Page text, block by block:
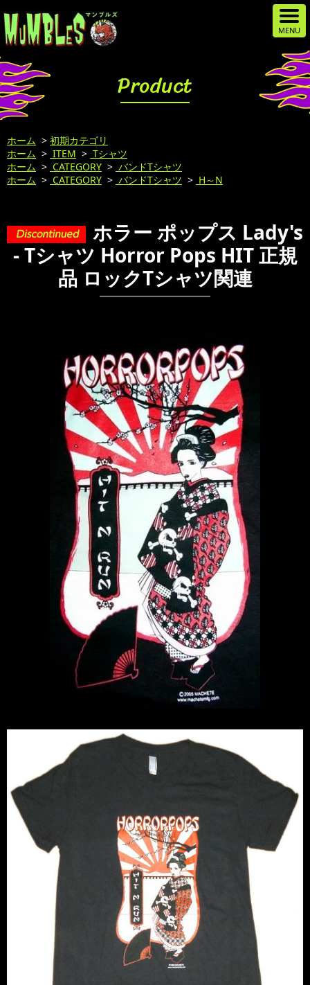
Product
ホーム > 初期カテゴリ
ホーム > ITEM > Tシャツ
ホーム > CATEGORY > バンドTシャツ
ホーム > CATEGORY > バンドTシャツ > H～N
ホラー ポップス Lady's
- Tシャツ Horror Pops HIT 正規
品 ロックTシャツ関連